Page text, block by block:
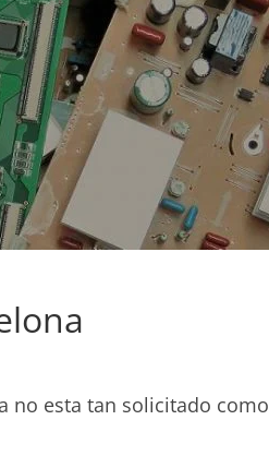
no esta tan solicitado como